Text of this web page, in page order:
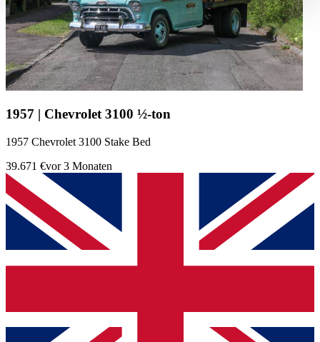
haben oder die sie im Rahmen Ihrer Nutzung der Dienste
gesammelt haben.Datenschutzerklärung
1957 | Chevrolet 3100 ½-ton
1957 Chevrolet 3100 Stake Bed
39.671 €vor 3 Monaten